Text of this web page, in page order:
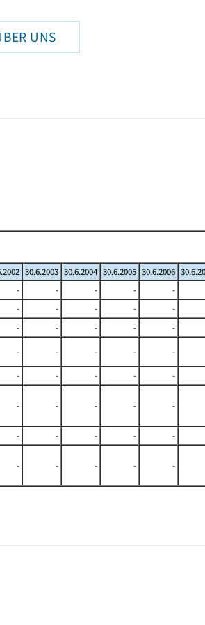
UNS
30.6.2003 30.6.2004 30.6.2005 30.6.2006
- - - -
-
- - - -
-
- - - -
-
- - - -
-
- - - -
-
- - - - -
- - - -
-
- - - - -